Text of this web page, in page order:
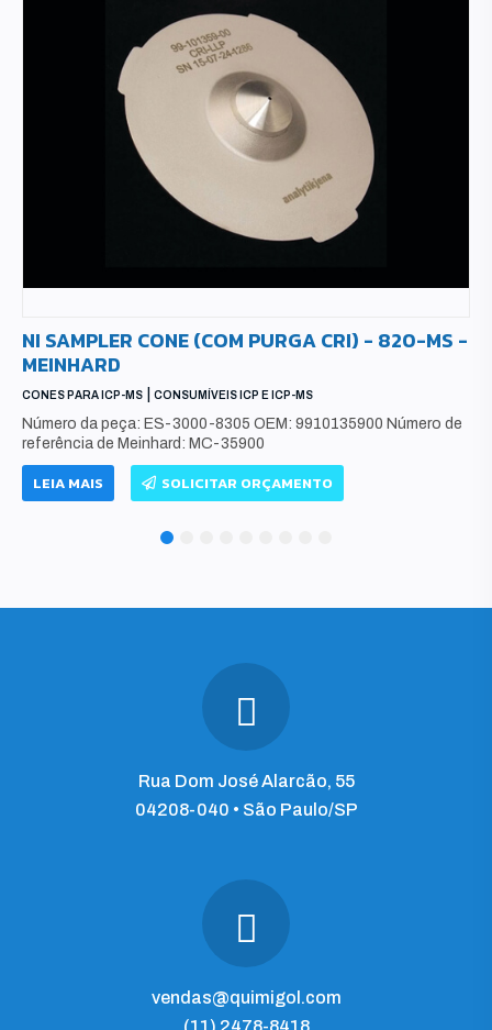
NI SAMPLER CONE (COM PURGA CRI) - 820-MS -
MEINHARD
CONES PARA ICP-MS CONSUMÍVEIS ICP E ICP-MS
Número da peça: ES-3000-8305 OEM: 9910135900 Número de
referência de Meinhard: MC-35900
LEIA MAIS SOLICITAR ORÇAMENTO
4
Rua Dom José Alarcão, 55
04208-040 • São Paulo/SP
vendas@quimigol.com